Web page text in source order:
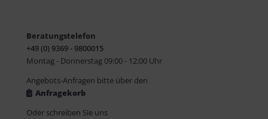
Beratungstelefon
+49 (0) 9369 - 9800015
Montag - Donnerstag 09:00 - 12:00 Uhr
Angebots-Anfragen bitte über den
Anfragekorb
Oder schreiben Sie uns